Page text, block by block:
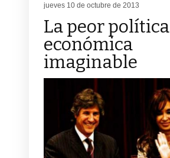
jueves 10 de octubre de 2013
La peor política
económica
imaginable